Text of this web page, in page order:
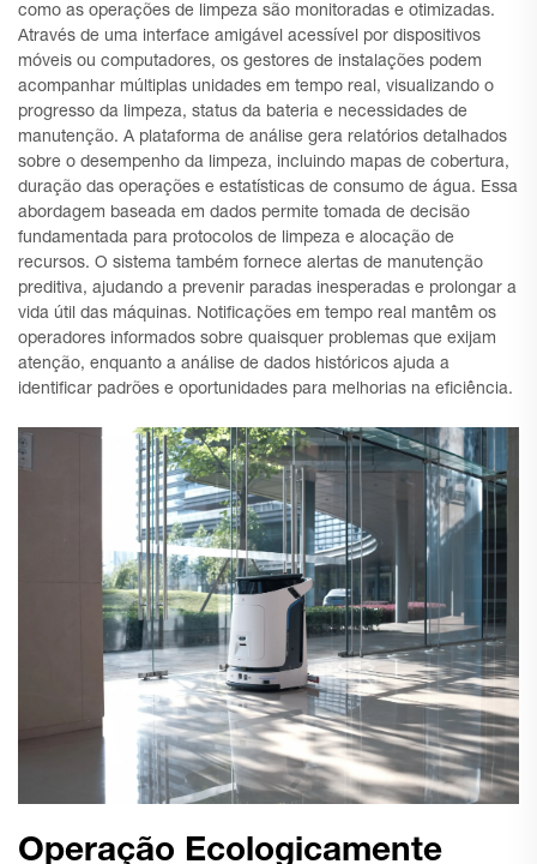
como as operações de limpeza são monitoradas e otimizadas.
Através de uma interface amigável acessível por dispositivos
móveis ou computadores, os gestores de instalações podem
acompanhar múltiplas unidades em tempo real, visualizando o
progresso da limpeza, status da bateria e necessidades de
manutenção. A plataforma de análise gera relatórios detalhados
sobre o desempenho da limpeza, incluindo mapas de cobertura,
duração das operações e estatísticas de consumo de água. Essa
abordagem baseada em dados permite tomada de decisão
fundamentada para protocolos de limpeza e alocação de
recursos. O sistema também fornece alertas de manutenção
preditiva, ajudando a prevenir paradas inesperadas e prolongar a
vida útil das máquinas. Notificações em tempo real mantêm os
operadores informados sobre quaisquer problemas que exijam
atenção, enquanto a análise de dados históricos ajuda a
identificar padrões e oportunidades para melhorias na eficiência.
Operação Ecologicamente